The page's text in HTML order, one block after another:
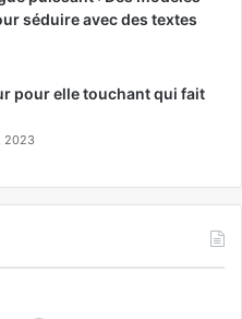
séduire avec des textes
pour elle touchant qui fait
2023